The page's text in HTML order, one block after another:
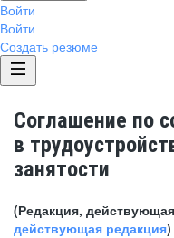
Войти
Войти
Создать резюме
Соглашение по
в
занятости
(Редакция,
действующая редакция)